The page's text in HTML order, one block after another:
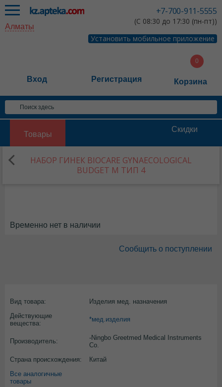
+7-700-911-5555
(С 08:30 до 17:30 (пн-пт))
Установить мобильное приложение
Алматы
Вход Регистрация Корзина
Товары
Скидки
НАБОР ГИНЕК BIOCARE GYNAECOLOGICAL
BUDGET M ТИП 4
Временно нет в наличии
Сообщить о поступлении
Вид товара:
Изделия мед. назначения
Действующие
вещества:
*мед.изделия
Производитель:
-Ningbo Greetmed Medical Instruments
Co.
Страна происхождения:
Китай
Все аналогичные
товары